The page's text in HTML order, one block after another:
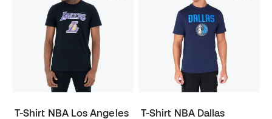
T-Shirt NBA Los Angeles
T-Shirt NBA Dallas